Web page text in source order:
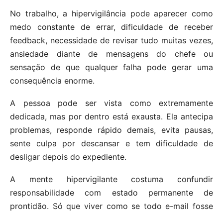
No trabalho, a hipervigilância pode aparecer como
medo constante de errar, dificuldade de receber
feedback, necessidade de revisar tudo muitas vezes,
ansiedade diante de mensagens do chefe ou
sensação de que qualquer falha pode gerar uma
consequência enorme.
A pessoa pode ser vista como extremamente
dedicada, mas por dentro está exausta. Ela antecipa
problemas, responde rápido demais, evita pausas,
sente culpa por descansar e tem dificuldade de
desligar depois do expediente.
A mente hipervigilante costuma confundir
responsabilidade com estado permanente de
prontidão. Só que viver como se todo e-mail fosse